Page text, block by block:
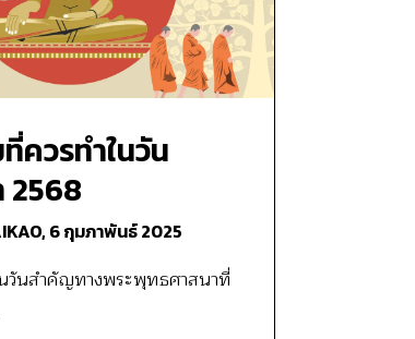
ควรทำในวัน
2568
6 กุมภาพันธ์ 2025
วันสำคัญทางพระพุทธศาสนาที่